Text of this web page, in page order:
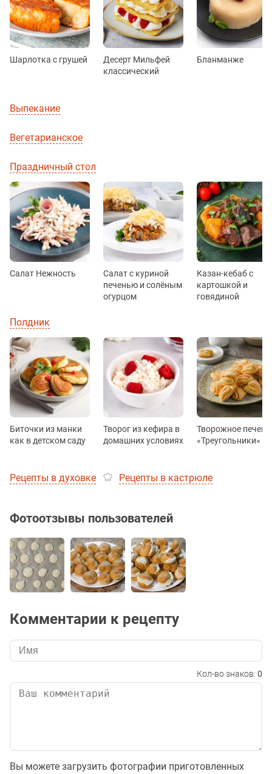
Шарлотка с грушей
Десерт Мильфей
классический
Бланманже
Выпекание
Вегетарианское
Праздничный стол
Салат Нежность
Салат с куриной
печенью и солёным
огурцом
Казан-кебаб с
картошкой и
говядиной
Полдник
Биточки из манки
как в детском саду
Творог из кефира в
домашних условиях
Творожное
«Треугольники»
Рецепты в духовке Рецепты в кастрюле
Фотоотзывы пользователей
Комментарии к рецепту
Кол-во знаков: 0
Вы можете загрузить фотографии приготовленных